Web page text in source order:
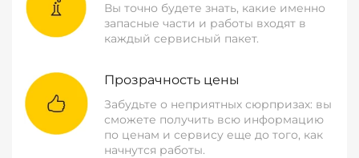
Вы точно будете знать, какие именно
запасные части и работы входят в
каждый сервисный пакет.
Прозрачность цены
Забудьте о неприятных сюрпризах: вы
сможете получить всю информацию
по ценам и сервису еще до того, как
начнутся работы.